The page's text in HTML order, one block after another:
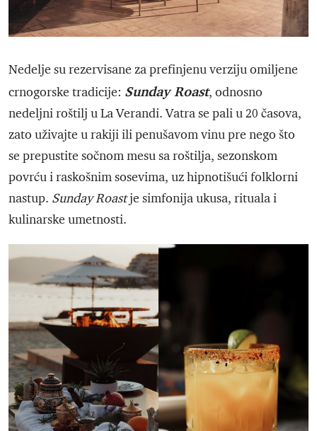
Nedelje su rezervisane za prefinjenu verziju omiljene
crnogorske tradicije: Sunday Roast, odnosno
nedeljni roštilj u La Verandi. Vatra se pali u 20 časova,
zato uživajte u rakiji ili penušavom vinu pre nego što
se prepustite sočnom mesu sa roštilja, sezonskom
povrću i raskošnim sosevima, uz hipnotišući folklorni
nastup. Sunday Roastje simfonija ukusa, rituala i
kulinarske umetnosti.